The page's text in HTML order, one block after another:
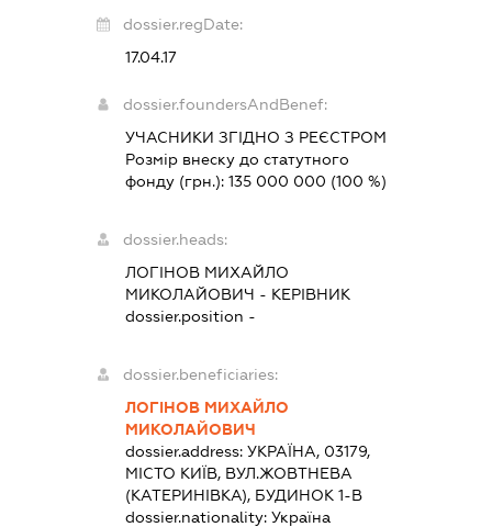
dossier.regDate:
17.04.17
dossier.foundersAndBenef:
УЧАСНИКИ ЗГІДНО З РЕЄСТРОМ
Розмір внеску до статутного
фонду (грн.): 135 000 000 (100 %)
dossier.heads:
ЛОГІНОВ МИХАЙЛО
МИКОЛАЙОВИЧ - КЕРІВНИК
dossier.position -
dossier.beneficiaries:
ЛОГІНОВ МИХАЙЛО
МИКОЛАЙОВИЧ
dossier.address: УКРАЇНА, 03179,
МІСТО КИЇВ, ВУЛ.ЖОВТНЕВА
(КАТЕРИНІВКА), БУДИНОК 1-В
dossier.nationality: Україна